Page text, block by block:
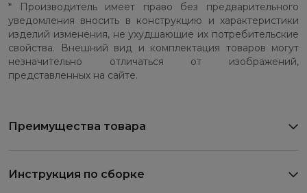
* Производитель имеет право без предварительного
уведомления вносить в конструкцию и характеристики
изделий изменения, не ухудшающие их потребительские
свойства. Внешний вид и комплектация товаров могут
незначительно отличаться от изображений,
представленных на сайте.
Преимущества товара
Инструкция по сборке